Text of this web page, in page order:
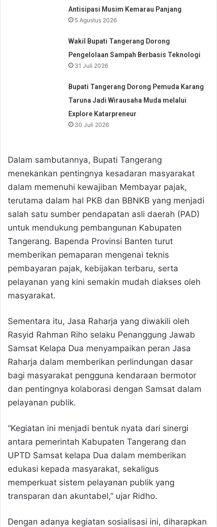
Antisipasi Musim Kemarau Panjang
5 Agustus 2026
Wakil Bupati Tangerang Dorong
Pengelolaan Sampah Berbasis Teknologi
31 Juli 2026
Bupati Tangerang Dorong Pemuda Karang
Taruna Jadi Wirausaha Muda melalui
Explore Katarpreneur
30 Juli 2026
Dalam sambutannya, Bupati Tangerang
menekankan pentingnya kesadaran masyarakat
dalam memenuhi kewajiban Membayar pajak,
terutama dalam hal PKB dan BBNKB yang menjadi
salah satu sumber pendapatan asli daerah (PAD)
untuk mendukung pembangunan Kabupaten
Tangerang. Bapenda Provinsi Banten turut
memberikan pemaparan mengenai teknis
pembayaran pajak, kebijakan terbaru, serta
pelayanan yang kini semakin mudah diakses oleh
masyarakat.
Sementara itu, Jasa Raharja yang diwakili oleh
Rasyid Rahman Riho selaku Penanggung Jawab
Samsat Kelapa Dua menyampaikan peran Jasa
Raharja dalam memberikan perlindungan dasar
bagi masyarakat pengguna kendaraan bermotor
dan pentingnya kolaborasi dengan Samsat dalam
pelayanan publik.
“Kegiatan ini menjadi bentuk nyata dari sinergi
antara pemerintah Kabupaten Tangerang dan
UPTD Samsat kelapa Dua dalam memberikan
edukasi kepada masyarakat, sekaligus
memperkuat sistem pelayanan publik yang
transparan dan akuntabel,” ujar Ridho.
Dengan adanya kegiatan sosialisasi ini, diharapkan